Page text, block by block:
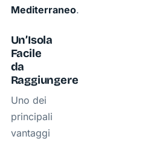
Mediterraneo.
Un’Isola
Facile
da
Raggiungere
Uno dei
principali
vantaggi